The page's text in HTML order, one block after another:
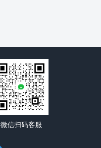
微信扫码客服